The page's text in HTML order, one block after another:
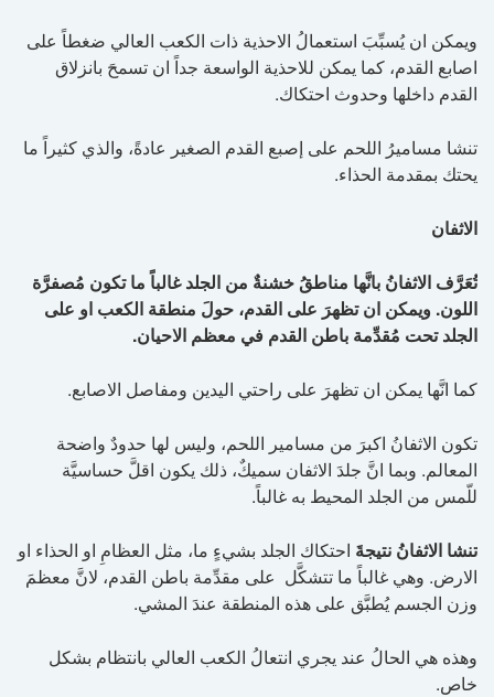
ويمكن ان يُسبِّبَ استعمالُ الاحذية ذات الكعب العالي ضغطاً على
اصابع القدم، كما يمكن للاحذية الواسعة جداً ان تسمحَ بانزلاق
القدم داخلها وحدوث احتكاك.
تنشا مساميرُ اللحم على إصبع القدم الصغير عادةً، والذي كثيراً ما
يحتك بمقدمة الحذاء.
الاثفان
تُعَرَّف الاثفانُ بانَّها مناطقُ خشنةٌ من الجلد غالباً ما تكون مُصفرَّة
اللون. ويمكن ان تظهرَ على القدم، حولَ منطقة الكعب او على
الجلد تحت مُقدِّمة باطن القدم في معظم الاحيان.
كما انَّها يمكن ان تظهرَ على راحتي اليدين ومفاصل الاصابع.
تكون الاثفانُ اكبرَ من مسامير اللحم، وليس لها حدودٌ واضحة
المعالم. وبما انَّ جلدَ الاثفان سميكٌ، ذلك يكون اقلَّ حساسيَّة
للّمس من الجلد المحيط به غالباً.
تنشا الاثفانُ نتيجةَ احتكاك الجلد بشيءٍ ما، مثل العظامِ او الحذاء او
الارض. وهي غالباً ما تتشكَّل على مقدِّمة باطن القدم، لانَّ معظمَ
وزن الجسم يُطبَّق على هذه المنطقة عندَ المشي.
وهذه هي الحالُ عند يجري انتعالُ الكعب العالي بانتظام بشكل
خاص.